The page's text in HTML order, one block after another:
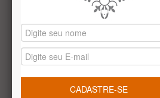
Vale presentes
Produtos temáticos
REDES SOCIAIS